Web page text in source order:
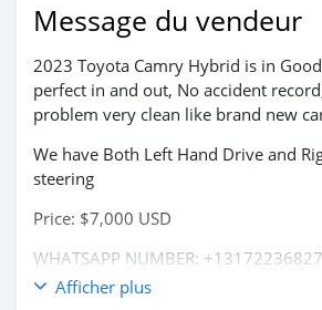
Message du vendeur
2023 Toyota Camry Hybrid is in
perfect in and out, No accident
problem very clean like brand new
We have Both Left Hand Drive and
steering
Price: $7,000 USD
WHATSAPP NUMBER: +13172236827
CONTACT EMAIL:
Afficher plus